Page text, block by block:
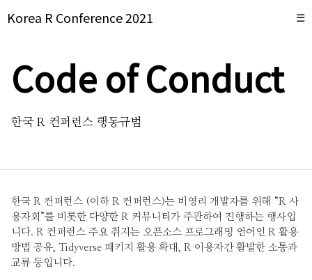
Korea R Conference 2021 ☰
Code of Conduct
한국 R 컨퍼런스 행동규범
한국 R 컨퍼런스 (이하 R 컨퍼런스)는 비영리 개발자를 위해 “R 사
용자회”를 비롯한 다양한 R 커뮤니티가 주관하여 진행하는 행사입
니다. R 컨퍼런스 주요 취지는 오픈소스 프로그래밍 언어인 R 활용
방법 공유, Tidyverse 패키지 활용 확대, R 이용자간 활발한 소통과
교류 등입니다.